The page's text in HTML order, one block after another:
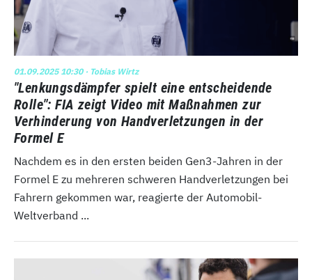
01.09.2025 10:30· Tobias Wirtz
"Lenkungsdämpfer spielt eine entscheidende
Rolle": FIA zeigt Video mit Maßnahmen zur
Verhinderung von Handverletzungen in der
Formel E
Nachdem es in den ersten beiden Gen3-Jahren in der
Formel E zu mehreren schweren Handverletzungen bei
Fahrern gekommen war, reagierte der Automobil-
Weltverband ...